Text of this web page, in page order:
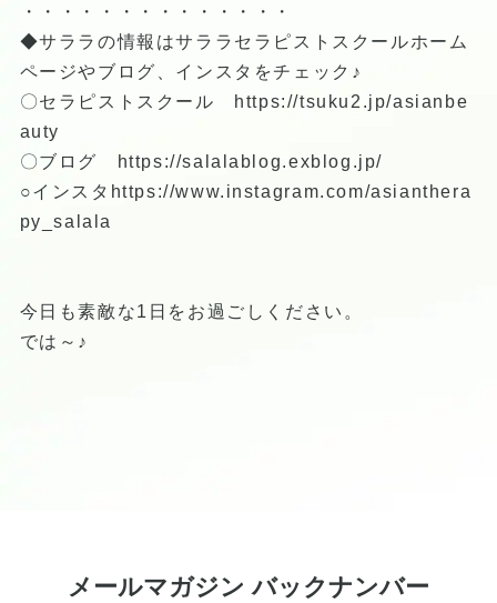
・・・・・・・・・・・・・・
◆サララの情報はサララセラピストスクールホーム
ページやブログ、インスタをチェック♪
〇セラピストスクール
https://tsuku2.jp/asianbe
auty
〇ブログ
https://salalablog.exblog.jp/
○インスタ https://www.instagram.com/asianthera
py_salala
今日も素敵な1日をお過ごしください。
では～♪
メールマガジン バックナンバー